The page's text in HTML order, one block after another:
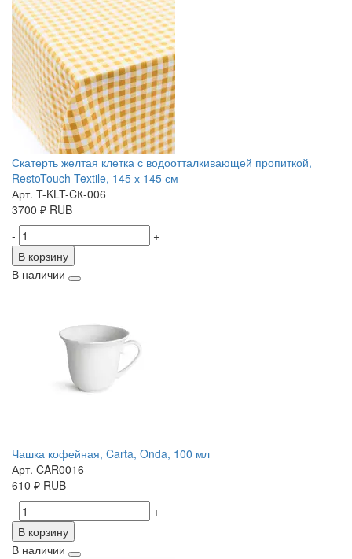
Скатерть желтая клетка с водоотталкивающей пропиткой,
RestoTouch Textile, 145 х 145 см
Арт. T-KLT-CК-006
3700 ₽ RUB
-
+
В корзину
В наличии
Чашка кофейная, Carta, Onda, 100 мл
Арт. CAR0016
610 ₽ RUB
-
+
В корзину
В наличии